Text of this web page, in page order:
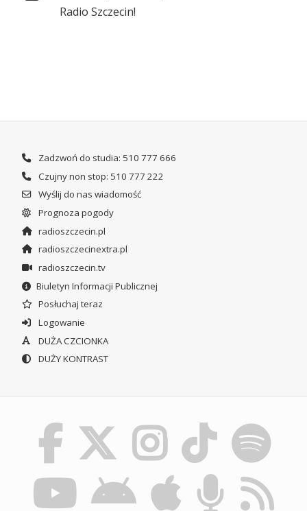
Radio Szczecin!
Zadzwoń do studia: 510 777 666
Czujny non stop: 510 777 222
Wyślij do nas wiadomość
Prognoza pogody
radioszczecin.pl
radioszczecinextra.pl
radioszczecin.tv
Biuletyn Informacji Publicznej
Posłuchaj teraz
Logowanie
DUŻA CZCIONKA
DUŻY KONTRAST